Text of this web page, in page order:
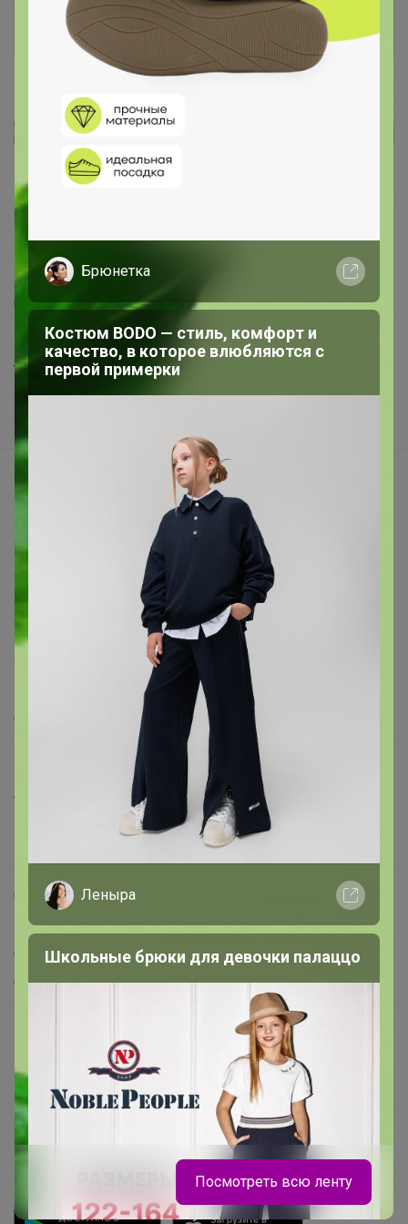
Войти Зарегистрироваться
Как здесь все устроено?
Как сделать заказ?
Как получить?
Доставка
Шоурумы
Торговые марки
Наша команда
Подарочные сертификаты
Реклама на сайте
support@24-ok.ru
Написать в поддержку
Защита покупателя
О нас
Все предложения
Анонсы
Самое выгодное
Хиты продаж
Самое желанное
Самое быстрое
Picabox.ru - Лучшее место для ваших изображений
Розыгрыш - Генератор случайных чисел
Пульс нашего маркетплейса
Укорачиватель ссылок
Брюнетка
Костюм BODO — стиль, комфорт и
качество, в которое влюбляются с
первой примерки
Леныра
Школьные брюки для девочки палаццо
Посмотреть всю ленту